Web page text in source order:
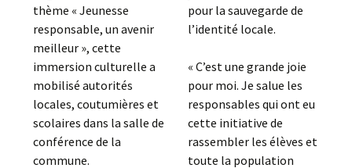
thème « Jeunesse
responsable, un avenir
meilleur », cette
immersion culturelle a
mobilisé autorités
locales, coutumières et
scolaires dans la salle de
conférence de la
commune.
pour la sauvegarde de
l’identité locale.
« C’est une grande joie
pour moi. Je salue les
responsables qui ont eu
cette initiative de
rassembler les élèves et
toute la population